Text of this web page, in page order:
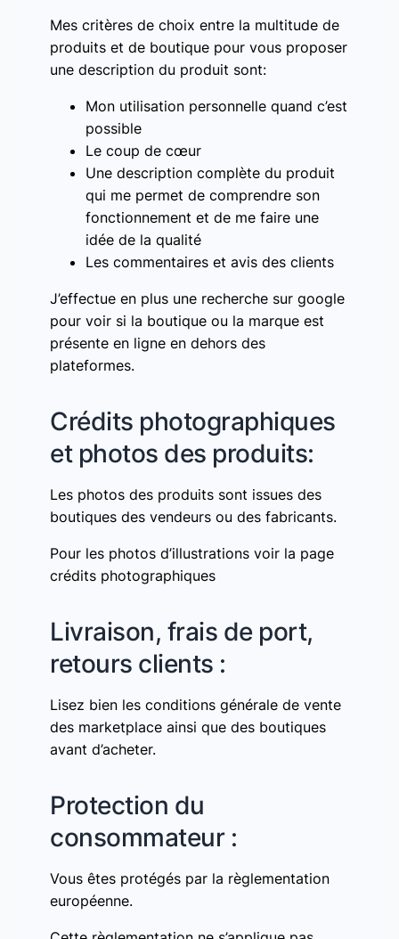
Mes critères de choix entre la multitude de
produits et de boutique pour vous proposer
une description du produit sont:
Mon utilisation personnelle quand c’est
possible
Le coup de cœur
Une description complète du produit
qui me permet de comprendre son
fonctionnement et de me faire une
idée de la qualité
Les commentaires et avis des clients
J’effectue en plus une recherche sur google
pour voir si la boutique ou la marque est
présente en ligne en dehors des
plateformes.
Crédits photographiques
et photos des produits:
Les photos des produits sont issues des
boutiques des vendeurs ou des fabricants.
Pour les photos d’illustrations voir la page
crédits photographiques
Livraison, frais de port,
retours clients :
Lisez bien les conditions générale de vente
des marketplace ainsi que des boutiques
avant d’acheter.
Protection du
consommateur :
Vous êtes protégés par la règlementation
européenne.